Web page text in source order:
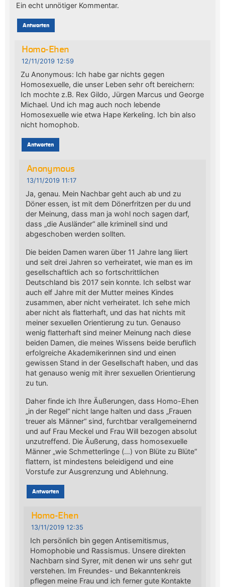
Ein echt unnötiger Kommentar.
Antworten
Homo-Ehen
12/11/2019 12:59
Zu Anonymous: Ich habe gar nichts gegen
Homosexuelle, die unser Leben sehr oft bereichern:
Ich mochte z.B. Rex Gildo, Jürgen Marcus und George
Michael. Und ich mag auch noch lebende
Homosexuelle wie etwa Hape Kerkeling. Ich bin also
nicht homophob.
Antworten
Anonymous
13/11/2019 11:17
Ja, genau. Mein Nachbar geht auch ab und zu
Döner essen, ist mit dem Dönerfritzen per du und
der Meinung, dass man ja wohl noch sagen darf,
dass „die Ausländer“ alle kriminell sind und
abgeschoben werden sollten.
Die beiden Damen waren über 11 Jahre lang liiert
und seit drei Jahren so verheiratet, wie man es im
gesellschaftlich ach so fortschrittlichen
Deutschland bis 2017 sein konnte. Ich selbst war
auch elf Jahre mit der Mutter meines Kindes
zusammen, aber nicht verheiratet. Ich sehe mich
aber nicht als flatterhaft, und das hat nichts mit
meiner sexuellen Orientierung zu tun. Genauso
wenig flatterhaft sind meiner Meinung nach diese
beiden Damen, die meines Wissens beide beruflich
erfolgreiche Akademikerinnen sind und einen
gewissen Stand in der Gesellschaft haben, und das
hat genauso wenig mit ihrer sexuellen Orientierung
zu tun.
Daher finde ich Ihre Äußerungen, dass Homo-Ehen
„in der Regel“ nicht lange halten und dass „Frauen
treuer als Männer“ sind, furchtbar verallgemeinernd
und auf Frau Meckel und Frau Will bezogen absolut
unzutreffend. Die Äußerung, dass homosexuelle
Männer „wie Schmetterlinge (…) von Blüte zu Blüte“
flattern, ist mindestens beleidigend und eine
Vorstufe zur Ausgrenzung und Ablehnung.
Antworten
Homo-Ehen
13/11/2019 12:35
Ich persönlich bin gegen Antisemitismus,
Homophobie und Rassismus. Unsere direkten
Nachbarn sind Syrer, mit denen wir uns sehr gut
verstehen. Im Freundes- und Bekanntenkreis
pflegen meine Frau und ich ferner gute Kontakte